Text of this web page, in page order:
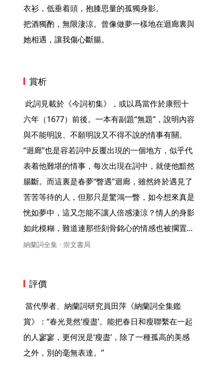
衣衫，低垂着頭，抱膝思量的孤獨身影。
把酒獨酌，無限淒涼。曾像做夢一樣地在迴廊裏與
她相遇，讓我傷心斷腸。
賞析
六年（1677）前後。一本有副題“無題”，說明內容
與不能明說、不願明說又不得不說的情事有關。
“迴廊”也是容若詞中反覆出現的一個地方，似乎代
表着他難堪的情事，每次出現在詞中，就使他黯然
腸斷。而這裏是春夢“瞥遇”迴廊，雖然終於遇見了
苦苦等待的人，但那只是驚鴻一瞥，如今想來真是
恍如夢中，這又怎能不讓人倍感淒涼？情人的身影
如此模糊，難道連那些刻骨銘心的情感也被擱置...
納蘭詞全集 · 崇文書局
評價
賞》：“春光竟然‘瘦盡’。能把春日和瘦聯繫在一起
的人寥寥，更何況是‘瘦盡’，除了一種孤高的美感
之外，別的毫無表達。”